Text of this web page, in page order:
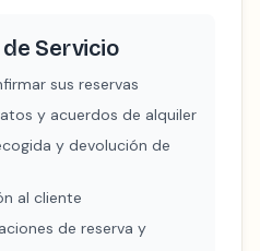
Servicio
sus reservas
y acuerdos de alquiler
y devolución de
al cliente
de reserva y